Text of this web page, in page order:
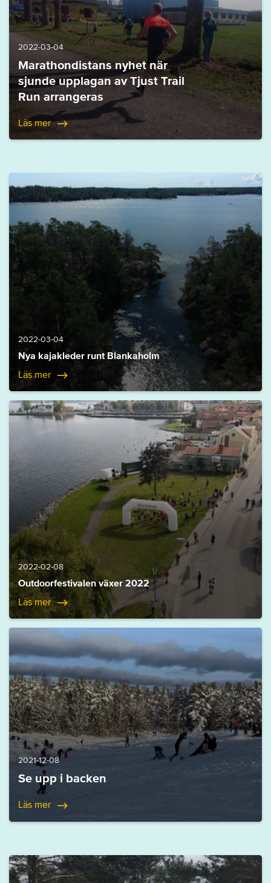
2022-03-04
Marathondistans nyhet när
sjunde upplagan av Tjust Trail
Run arrangeras
Läs mer
2022-03-04
Nya kajakleder runt Blankaholm
Läs mer
2022-02-08
Outdoorfestivalen växer 2022
Läs mer
2021-12-08
Se upp i backen
Läs mer